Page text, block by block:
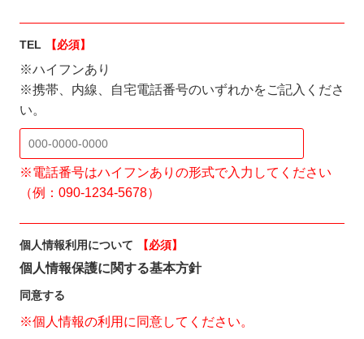
TEL 【必須】
※ハイフンあり
※携帯、内線、自宅電話番号のいずれかをご記入くださ
い。
※電話番号はハイフンありの形式で入力してください
（例：090-1234-5678）
個人情報利用について 【必須】
個人情報保護に関する基本方針
同意する
※個人情報の利用に同意してください。